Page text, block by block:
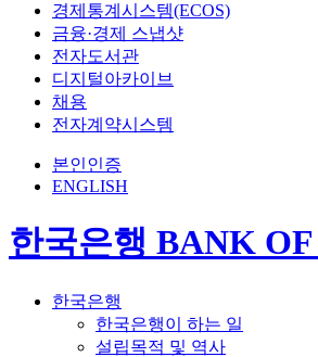
경제통계시스템(ECOS)
금융·경제 스냅샷
전자도서관
디지털아카이브
채용
전자계약시스템
본인인증
ENGLISH
한국은행 BANK
한국은행
한국은행이 하는 일
설립목적 및 역사